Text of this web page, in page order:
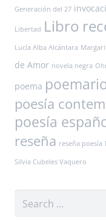
Generación del 27
Libertad Libro
Lucía Alba Alcántara
de Amor novela negra
poema
poesía
poesía
reseña reseña poesía
Silvia Cubeles Vaquero
Search